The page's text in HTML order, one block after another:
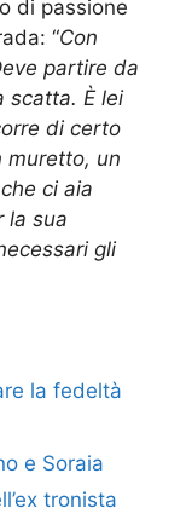
di passione
“Con
partire da
scatta. È lei
di certo
muretto, un
ci aia
la sua
gli
la fedeltà
e Soraia
tronista